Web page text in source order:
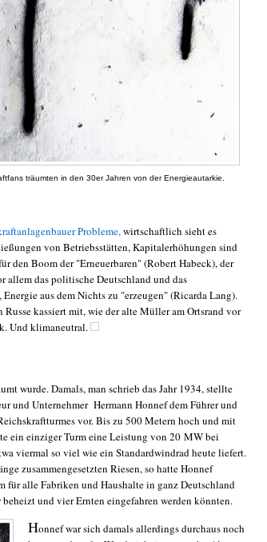
träumten in den 30er Jahren von der Energieautarkie.
Probleme,wirtschaftlich sieht es
von Betriebsstätten, Kapitalerhöhungen sind
den Boom der "Erneuerbaren" (Robert Habeck), der
allem das politische Deutschland und das
aus dem Nichts zu "erzeugen" (Ricarda Lang).
kassiert mit, wie der alte Müller am Ortsrand vor
Und klimaneutral.
wurde. Damals, man schrieb das Jahr 1934, stellte
und Unternehmer Hermann Honnef dem Führer und
vor. Bis zu 500 Metern hoch und mit
ein einziger Turm eine Leistung von 20 MW bei
viermal so viel wie ein Standardwindrad heute liefert.
zusammengesetzten Riesen, so hatte Honnef
für alle Fabriken und Haushalte in ganz Deutschland
und vier Ernten eingefahren werden könnten.
Honnef war sich damals allerdings durchaus noch